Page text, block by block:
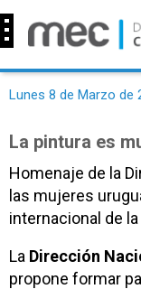
Lunes 8 de Marzo de
La pintura es
Homenaje de la
las mujeres
internacional de
La Dirección
propone formar